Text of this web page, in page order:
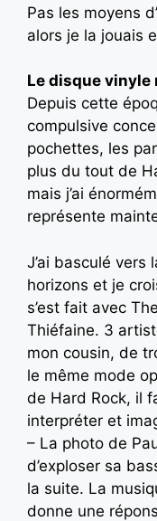
Pas les moyens
alors je la jouais
Le disque vinyle
Depuis cette
compulsive
pochettes, les
plus du tout de
mais j’ai
représente
J’ai basculé vers
horizons et je
s’est fait avec
Thiéfaine. 3
mon cousin, de
le même mode
de Hard Rock, il
interpréter et
– La photo de
d’exploser sa
la suite. La
donne une